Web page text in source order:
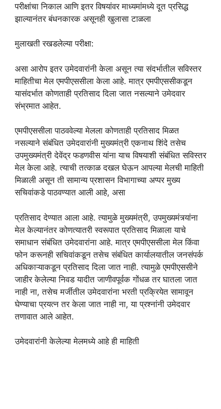
परीक्षांचा निकाल आणि इतर विषयांवर माध्यमांमध्ये दूत प्रसिद्ध
झाल्यानंतर बंधनकारक असूनही खुलासा टाळला
मुलाखती रखडलेल्या परीक्षा:
असा आरोप इतर उमेदवारांनी केला असून त्या संदर्भातील सविस्तर
माहितीचा मेल एमपीएससीला केला आहे. मात्र एमपीएससीकडून
यासंदर्भात कोणताही प्रतिसाद दिला जात नसल्याने उमेदवार
संभ्रमात आहेत.
एमपीएससीला पाठववेल्या मेलला कोणताही प्रतिसाद मिळत
नसल्याने संबंधित उमेदवारांनी मुख्यमंत्री एकनाथ शिंदे तसेच
उपमुख्यमंत्री देवेंद्र फडणवीस यांना याच विषयाशी संबंधित सविस्तर
मेल केला आहे. त्याची तत्काळ दखल घेऊन आपल्या मेलची माहिती
मिळाली असून ती सामान्य प्रशासन विभागाच्या अप्पर मुख्य
सचिवांकडे पाठवण्यात आली आहे, असा
प्रतिसाद देण्यात आला आहे. त्यामुळे मुख्यमंत्री, उपमुख्यमंत्र्यांना
मेल केल्यानंतर कोणत्यातरी स्वरूपात प्रतिसाद मिळाला याचे
समाधान संबंधित उमेदवारांना आहे. मात्र एमपीएससीला मेल किंवा
फोन करूनही सचिवांकडून तसेच संबंधित कार्यालयातील जनसंपर्क
अधिकाऱ्याकडून प्रतिसाद दिला जात नाही. त्यामुळे एमपीएससीने
जाहीर केलेल्या निवड यादीत जाणीवपूर्वक गोंधळ तर घातला जात
नाही ना, तसेच मर्जीतील उमेदवारांना भरती प्रक्रियेत सामावून
घेण्याचा प्रयत्न तर केला जात नाही ना, या प्रश्नांनी उमेदवार
तणावात आले आहेत.
उमेदवारांनी केलेल्या मेलमध्ये आहे ही माहिती